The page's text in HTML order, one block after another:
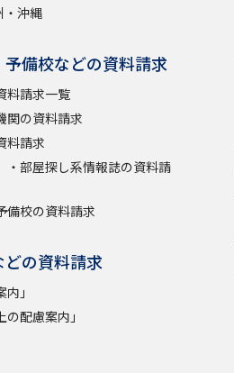
・沖縄
備校などの資料請求
料請求一覧
関の資料請求
料請求
・部屋探し系情報誌の資料請
備校の資料請求
の資料請求
」
配慮案内」